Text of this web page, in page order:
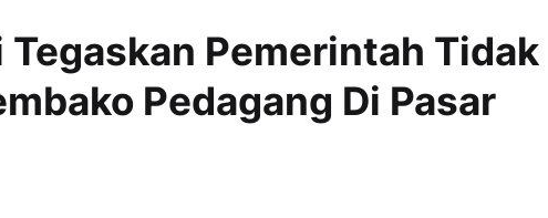
Pemerintah Tidak
Pedagang Di Pasar